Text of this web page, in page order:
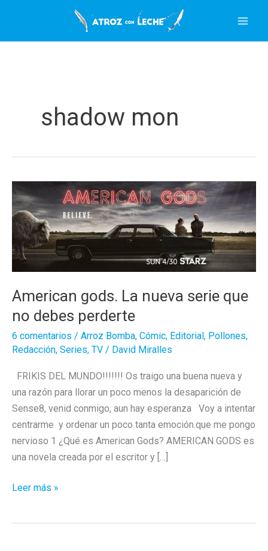
contenido
shadow mon
American gods. La nueva serie que
no debes perderte
6 comentarios / Arroz Bomba, Cómic, Editorial , Pollones,
Redacción, Series, TV / David Miralles
FRIKIS DEL MUNDO!!!!!!! Os traigo una buena nueva y
una razón para llorar un poco menos la desaparición de
Sense8, venid conmigo, aun hay esperanza Voy a intentar
centrarme y ordenar un poco tanta emoción.que me pongo
nervioso 1 ¿Qué es American Gods? AMERICAN GODS es
una novela creada por el escritor y […]
American
Leer más »